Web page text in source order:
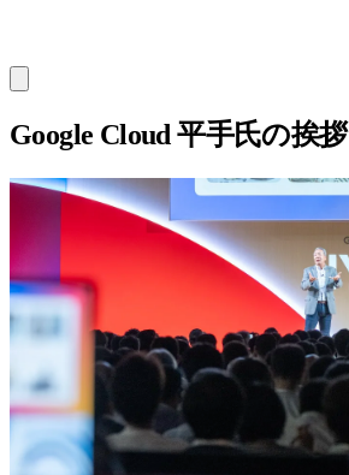
Google Cloud 平手氏の挨拶